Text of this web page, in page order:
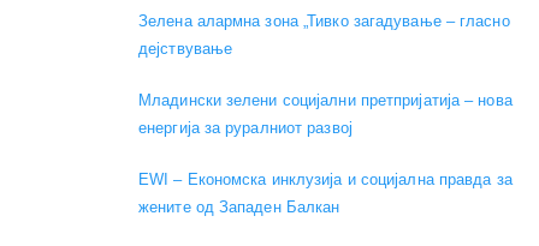
Зелена алармна зона „Тивко загадување – гласно
дејствување
Младински зелени социјални претпријатија – нова
енергија за руралниот развој
EWI – Економска инклузија и социјална правда за
жените од Западен Балкан